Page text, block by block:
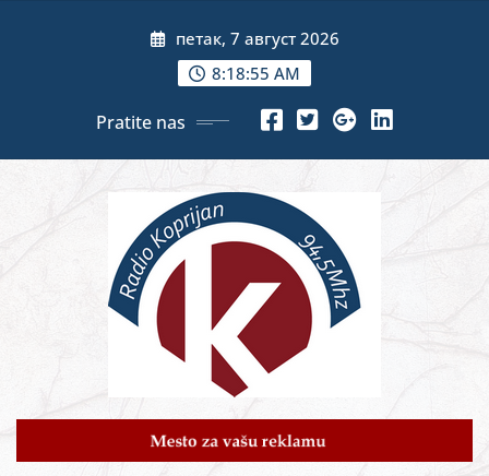
петак, 7 август 2026
8:18:56 AM
Pratite nas